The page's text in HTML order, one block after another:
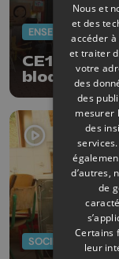
ENSEIGNEMENT
CE1D,
bloquent
SOCIÉTÉ
Nous et
et des
accéder
et traiter
votre
des
des
mesurer
des
services.
d’autres,
de
Certains
leur